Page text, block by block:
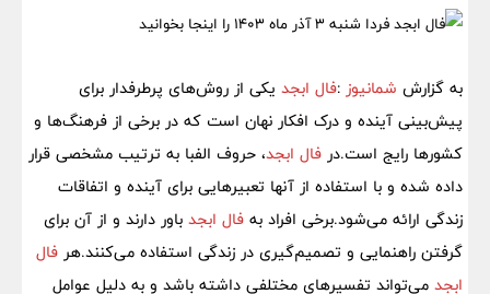
به گزارش شمانیوز :فال ابجد یکی از روش‌های پرطرفدار برای
پیش‌بینی آینده و درک افکار نهان است که در برخی از فرهنگ‌ها و
کشورها رایج است.در فال ابجد، حروف الفبا به ترتیب مشخصی قرار
داده شده و با استفاده از آنها تعبیرهایی برای آینده و اتفاقات
زندگی ارائه می‌شود.برخی افراد به فال ابجد باور دارند و از آن برای
گرفتن راهنمایی و تصمیم‌گیری در زندگی استفاده می‌کنند.هر فال
ابجد می‌تواند تفسیرهای مختلفی داشته باشد و به دلیل عوامل